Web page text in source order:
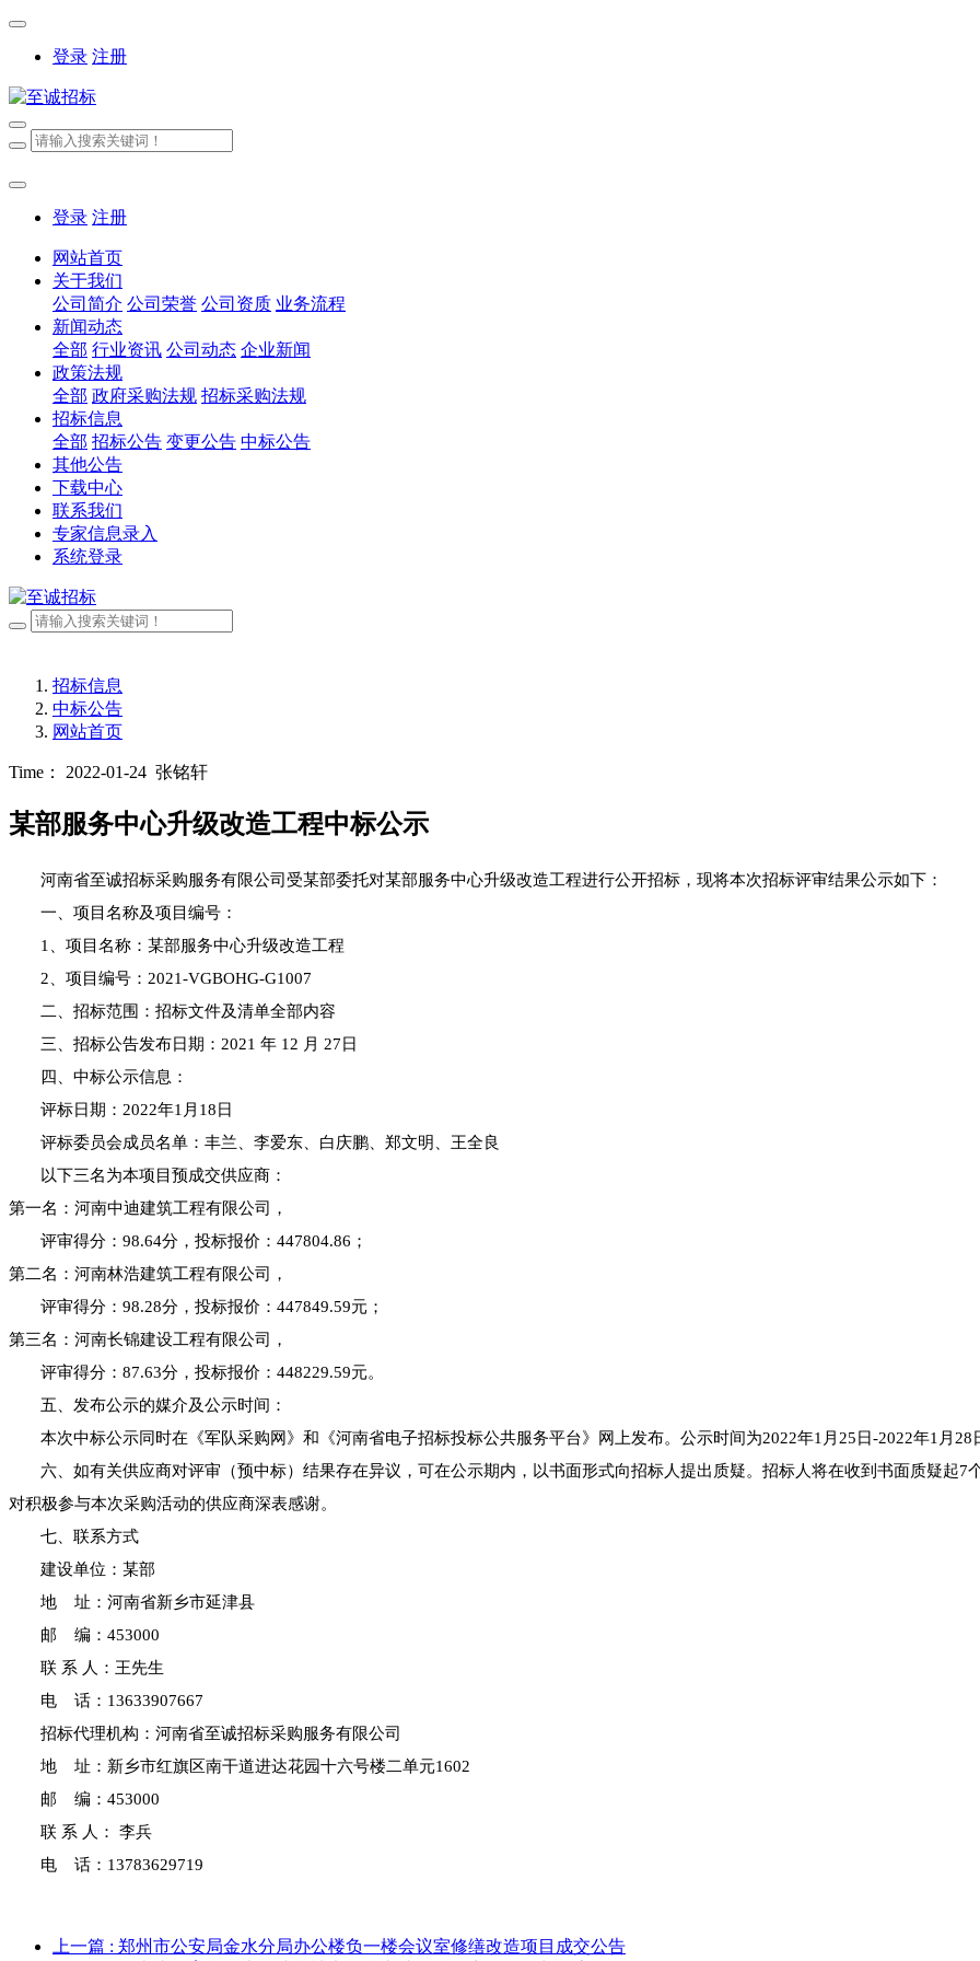
登录 注册
登录 注册
网站首页
关于我们
公司简介 公司荣誉 公司资质 业务流程
新闻动态
全部 行业资讯 公司动态 企业新闻
政策法规
全部 政府采购法规 招标采购法规
招标信息
全部 招标公告 变更公告 中标公告
其他公告
下载中心
联系我们
专家信息录入
系统登录
招标信息
中标公告
网站首页
Time： 2022-01-24 张铭轩
某部服务中心升级改造工程中标公示
河南省至诚招标采购服务有限公司受某部委托对某部服务中心升级改造工程进行公开招标，现将本次招标评审结果公示如下：
一、项目名称及项目编号：
1、项目名称：某部服务中心升级改造工程
2、项目编号： 2021-VGBOHG-G1007
二、招标范围：招标文件及清单全部内容
三、招标公告发布日期： 2021 年 12 月 27日
四、中标公示信息：
评标日期： 2022年1 月 18 日
评标委员会成员名单： 丰兰、李爱东、白庆鹏、郑文明、王全良
以下三名为本项目预成交供应商 ：
第一名 ：河南中迪建筑工程有限公司，
评审得分： 98.64分， 投标报价： 447804.86；
第二名 ： 河南林浩建筑工程有限公司，
评审得分： 98.28分，投标报价：447849.59元；
第三名 ： 河南长锦建设工程有限公司，
评审得分： 87.63分，投标报价：448229.59元。
五、发布公示的媒介及公示时间 ：
本次中标公示同时在《军队采购网》和《河南省电子招标投标公共服务平台》网上发布。 公示时间为2022年1月25日-2022年1月28
六、 如有关供应商对评审（预中标）结果存在异议，可在公示期内，以书面形式向招标人提出质疑。招标人将在收到书面质疑起7
对积极参与本次采购活动的供应商深表感谢。
七、 联系方式
建设单位： 某部
地
址： 河南省新乡市延津县
邮
编： 453000
联 系 人： 王先生
电
话： 13633907667
招标代理机构：河南省至诚招标采购服务有限公司
地
址：新乡市红旗区南干道进达花园十六号楼二单元1602
邮
编： 453000
联 系 人：
李兵
电
话： 13783629719
上一篇 : 郑州市公安局金水分局办公楼负一楼会议室修缮改造项目成交公告